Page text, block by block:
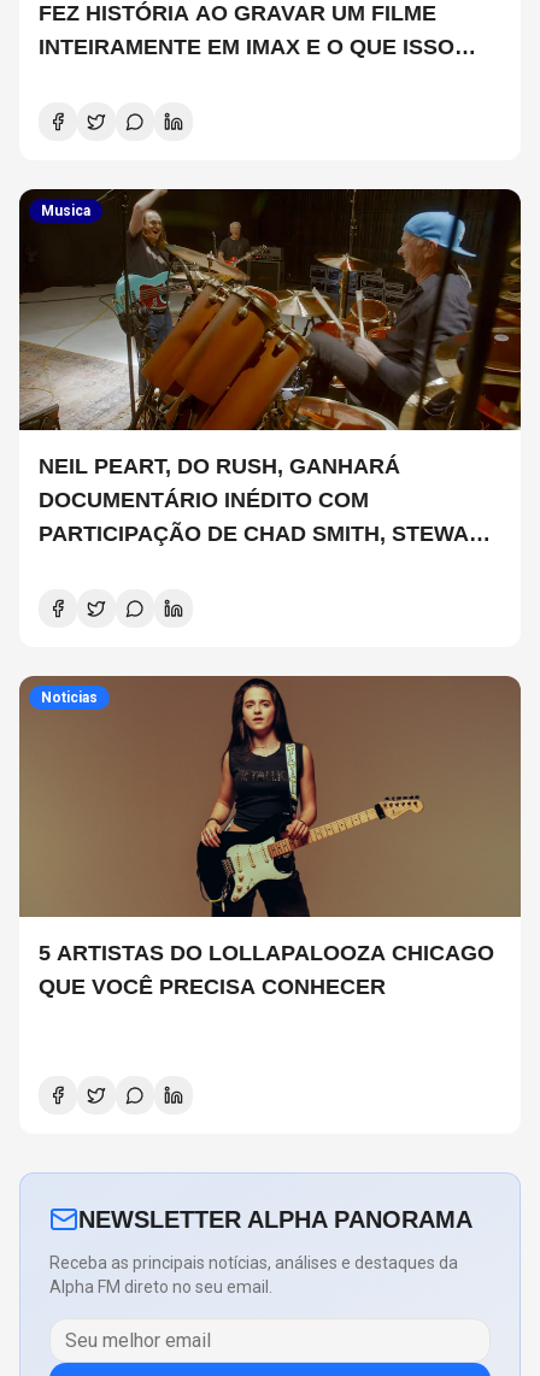
FEZ HISTÓRIA AO GRAVAR UM FILME
INTEIRAMENTE EM IMAX E O QUE ISSO
Musica
NEIL PEART, DO RUSH, GANHARÁ
DOCUMENTÁRIO INÉDITO COM
PARTICIPAÇÃO DE CHAD SMITH, STEWART
Noticias
5 ARTISTAS DO LOLLAPALOOZA CHICAGO
QUE VOCÊ PRECISA CONHECER
NEWSLETTER ALPHA PANORAMA
Receba as principais notícias, análises e destaques da
Alpha FM direto no seu email.